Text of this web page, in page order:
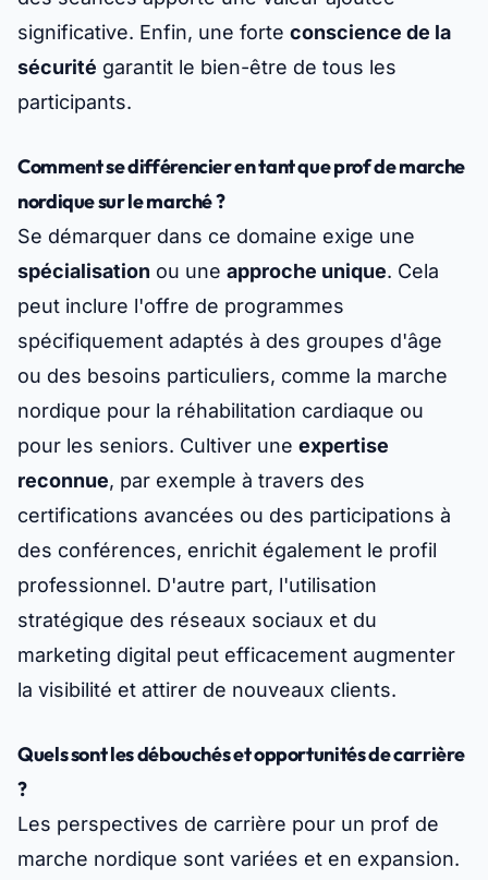
significative. Enfin, une forte conscience de la
sécurité garantit le bien-être de tous les
participants.
Comment se différencier en tant que prof de marche
nordique sur le marché ?
Se démarquer dans ce domaine exige une
spécialisation ou une approche unique. Cela
peut inclure l'offre de programmes
spécifiquement adaptés à des groupes d'âge
ou des besoins particuliers, comme la marche
nordique pour la réhabilitation cardiaque ou
pour les seniors. Cultiver une expertise
reconnue, par exemple à travers des
certifications avancées ou des participations à
des conférences, enrichit également le profil
professionnel. D'autre part, l'utilisation
stratégique des réseaux sociaux et du
marketing digital peut efficacement augmenter
la visibilité et attirer de nouveaux clients.
Quels sont les débouchés et opportunités de carrière
?
Les perspectives de carrière pour un prof de
marche nordique sont variées et en expansion.